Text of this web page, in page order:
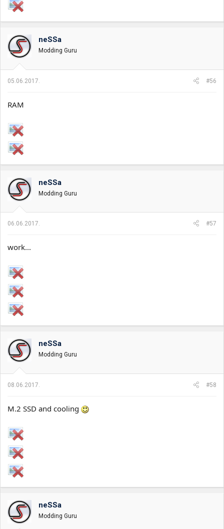
neSSa
Modding Guru
05.06.2017. #56
RAM
neSSa
Modding Guru
06.06.2017. #57
work...
neSSa
Modding Guru
08.06.2017. #58
M.2 SSD and cooling
neSSa
Modding Guru